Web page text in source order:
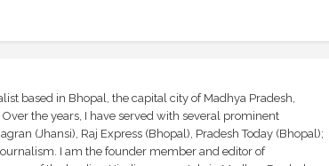
based in Bhopal, the capital city of Madhya Pradesh,
the years, I have served with several prominent
(Jhansi), Raj Express (Bhopal), Pradesh Today (Bhopal);
I am the founder member and editor of